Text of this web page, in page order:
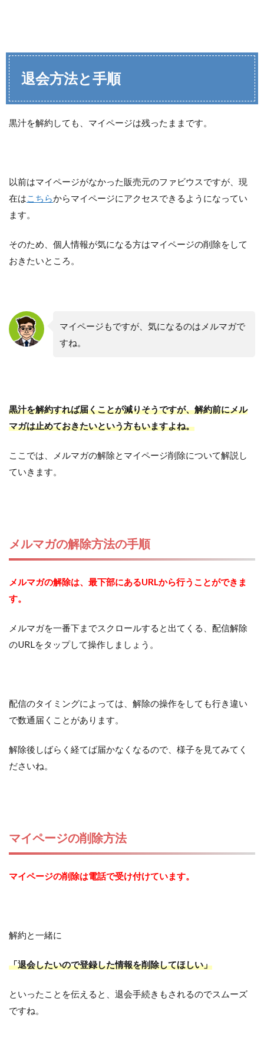
退会方法と手順
黒汁を解約しても、マイページは残ったままです。
以前はマイページがなかった販売元のファビウスですが、現
在はこちらからマイページにアクセスできるようになってい
ます。
そのため、個人情報が気になる方はマイページの削除をして
おきたいところ。
マイページもですが、気になるのはメルマガで
すね。
黒汁を解約すれば届くことが減りそうですが、解約前にメル
マガは止めておきたいという方もいますよね。
ここでは、メルマガの解除とマイページ削除について解説し
ていきます。
メルマガの解除方法の手順
メルマガの解除は、最下部にあるURLから行うことができま
す。
メルマガを一番下までスクロールすると出てくる、配信解除
のURLをタップして操作しましょう。
配信のタイミングによっては、解除の操作をしても行き違い
で数通届くことがあります。
解除後しばらく経てば届かなくなるので、様子を見てみてく
ださいね。
マイページの削除方法
マイページの削除は電話で受け付けています。
解約と一緒に
「退会したいので登録した情報を削除してほしい」
といったことを伝えると、退会手続きもされるのでスムーズ
ですね。